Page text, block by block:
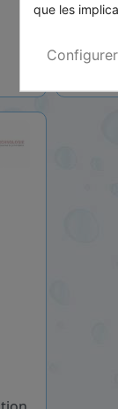
que les
Configurer